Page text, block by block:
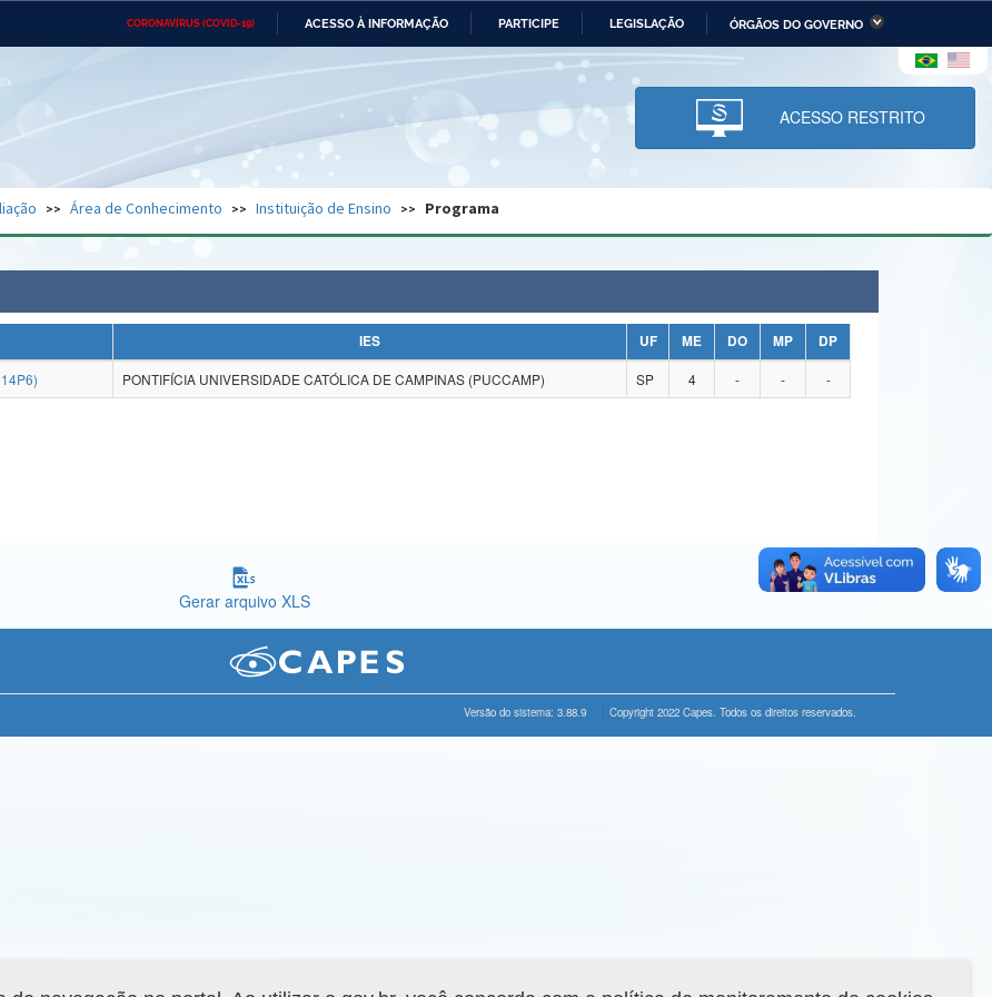
CORONAVÍRUS (COVID-19) ACESSO À INFORMAÇÃO PARTICIPE LEGISLAÇÃO ÓRGÃOS DO GOVERNO
Ministério das Relações Ministério da Economia Ministério da Infraestrutura
Ministério da Ciência,
Tecnologia, Inovações e
Comunicações
Ministério do Desenvolvimento
Regional e dos Direitos Humanos
Advocacia-Geral da União Banco Central do Brasil Planalto
ACESSO RESTRITO
Área de Conhecimento Instituição de Ensino Programa
IES UF ME DO MP
DP
PONTIFÍCIA UNIVERSIDADE CATÓLICA DE CAMPINAS (PUCCAMP) SP 4 - - -
Gerar arquivo XLS
Versão do sistema: 3.88.9 Copyright 2022 Capes. Todos os direitos reservados.